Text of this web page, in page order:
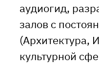
аудиогид,
залов с
(Архитектура,
культурной